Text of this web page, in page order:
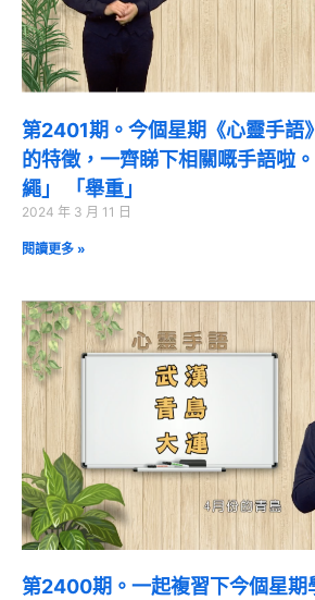
第2401期。今個星期《心靈手語
的特徵，一齊睇下相關嘅手語啦
繩」 「舉重」
2024 年 3 月 11 日
閱讀更多 »
第2400期。一起複習下今個星期